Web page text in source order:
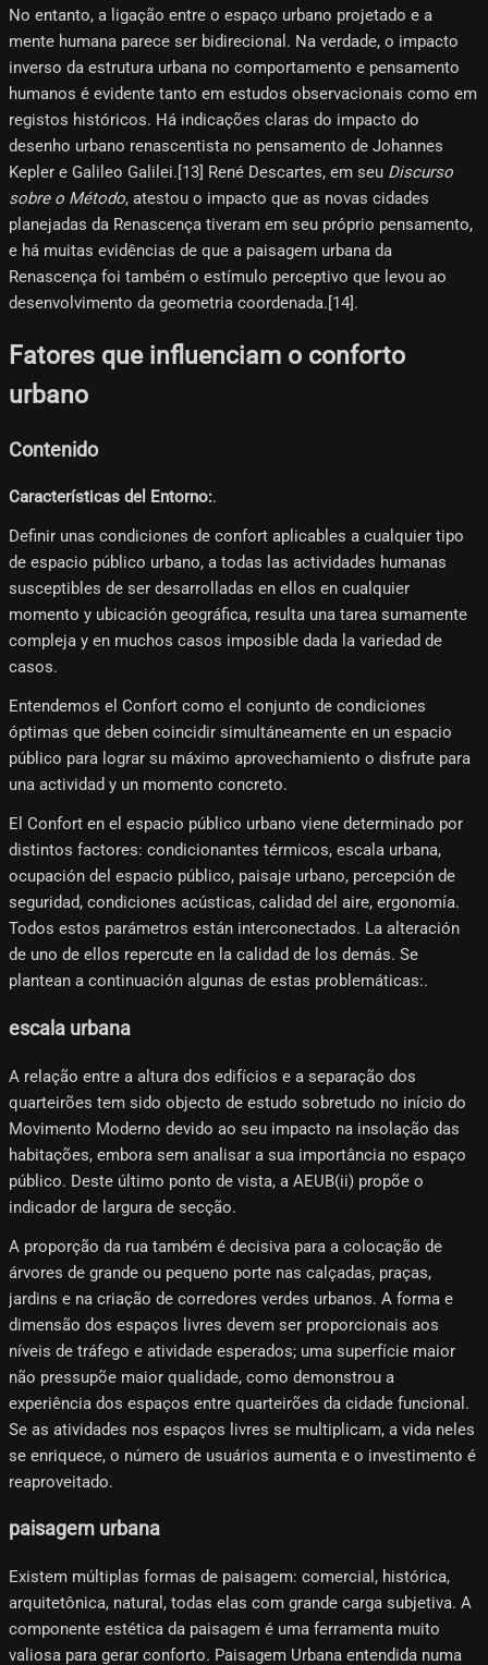
No entanto, a ligação entre o espaço urbano projetado e a
mente humana parece ser bidirecional. Na verdade, o impacto
inverso da estrutura urbana no comportamento e pensamento
humanos é evidente tanto em estudos observacionais como em
registos históricos. Há indicações claras do impacto do
desenho urbano renascentista no pensamento de Johannes
Kepler e Galileo Galilei.[13] René Descartes, em seu Discurso
sobre o Método, atestou o impacto que as novas cidades
planejadas da Renascença tiveram em seu próprio pensamento,
e há muitas evidências de que a paisagem urbana da
Renascença foi também o estímulo perceptivo que levou ao
desenvolvimento da geometria coordenada.[14]​.
Fatores que influenciam o conforto
urbano
Contenido
Características del Entorno:.
Definir unas condiciones de confort aplicables a cualquier tipo
de espacio público urbano, a todas las actividades humanas
susceptibles de ser desarrolladas en ellos en cualquier
momento y ubicación geográfica, resulta una tarea sumamente
compleja y en muchos casos imposible dada la variedad de
casos.
Entendemos el Confort como el conjunto de condiciones
óptimas que deben coincidir simultáneamente en un espacio
público para lograr su máximo aprovechamiento o disfrute para
una actividad y un momento concreto.
El Confort en el espacio público urbano viene determinado por
distintos factores: condicionantes térmicos, escala urbana,
ocupación del espacio público, paisaje urbano, percepción de
seguridad, condiciones acústicas, calidad del aire, ergonomía.
Todos estos parámetros están interconectados. La alteración
de uno de ellos repercute en la calidad de los demás. Se
plantean a continuación algunas de estas problemáticas:.
escala urbana
A relação entre a altura dos edifícios e a separação dos
quarteirões tem sido objecto de estudo sobretudo no início do
Movimento Moderno devido ao seu impacto na insolação das
habitações, embora sem analisar a sua importância no espaço
público. Deste último ponto de vista, a AEUB(ii) propõe o
indicador de largura de secção.
A proporção da rua também é decisiva para a colocação de
árvores de grande ou pequeno porte nas calçadas, praças,
jardins e na criação de corredores verdes urbanos. A forma e
dimensão dos espaços livres devem ser proporcionais aos
níveis de tráfego e atividade esperados; uma superfície maior
não pressupõe maior qualidade, como demonstrou a
experiência dos espaços entre quarteirões da cidade funcional.
Se as atividades nos espaços livres se multiplicam, a vida neles
se enriquece, o número de usuários aumenta e o investimento é
reaproveitado.
paisagem urbana
Existem múltiplas formas de paisagem: comercial, histórica,
arquitetônica, natural, todas elas com grande carga subjetiva. A
componente estética da paisagem é uma ferramenta muito
valiosa para gerar conforto. Paisagem Urbana entendida numa